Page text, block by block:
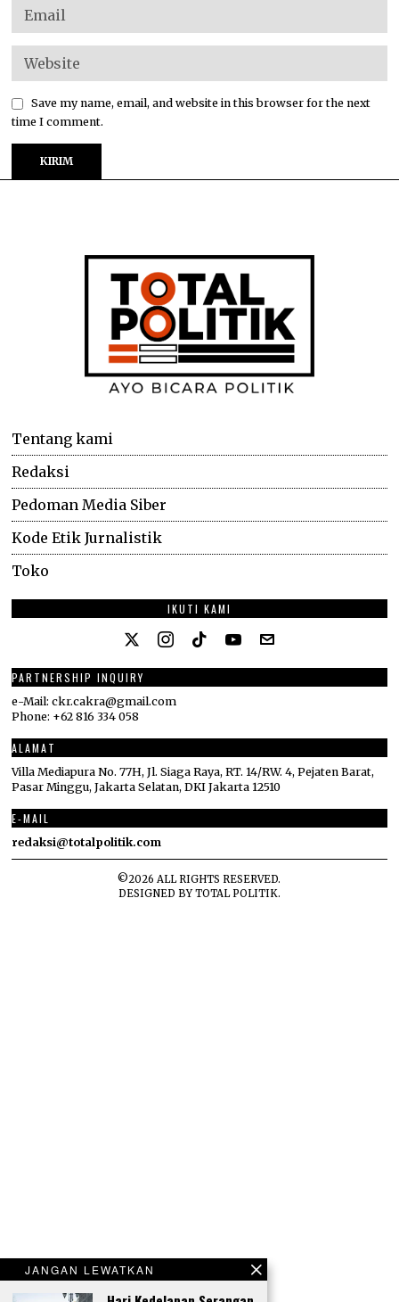
Save my name, email, and website in this browser for the next
time I comment.
Tentang kami
Redaksi
Pedoman Media Siber
Kode Etik Jurnalistik
Toko
IKUTI KAMI
PARTNERSHIP INQUIRY
e-Mail: ckr.cakra@gmail.com
Phone: +62 816 334 058
ALAMAT
Villa Mediapura No. 77H, Jl. Siaga Raya, RT. 14/RW. 4, Pejaten Barat,
Pasar Minggu, Jakarta Selatan, DKI Jakarta 12510
E-MAIL
redaksi@totalpolitik.com
©2026 ALL RIGHTS RESERVED.
DESIGNED BYTOTAL POLITIK.
JANGAN LEWATKAN